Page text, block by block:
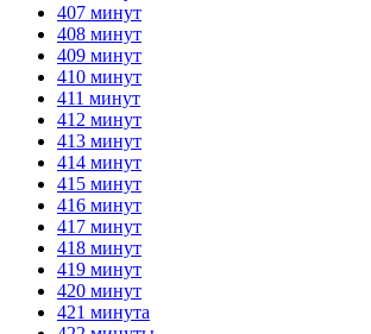
407 минут
408 минут
409 минут
410 минут
411 минут
412 минут
413 минут
414 минут
415 минут
416 минут
417 минут
418 минут
419 минут
420 минут
421 минута